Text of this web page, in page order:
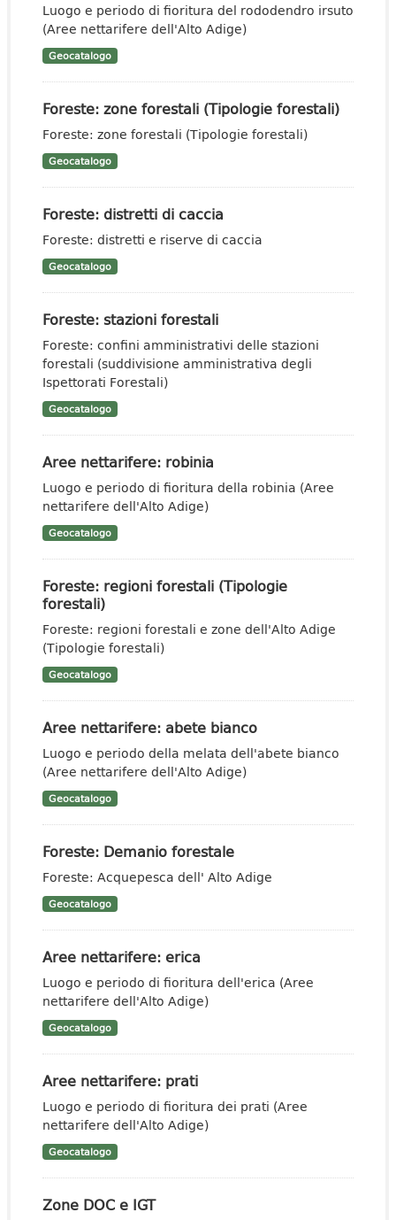
Luogo e periodo di fioritura del rododendro irsuto
(Aree nettarifere dell'Alto Adige)
Geocatalogo
Foreste: zone forestali (Tipologie forestali)
Foreste: zone forestali (Tipologie forestali)
Geocatalogo
Foreste: distretti di caccia
Foreste: distretti e riserve di caccia
Geocatalogo
Foreste: stazioni forestali
Foreste: confini amministrativi delle stazioni
forestali (suddivisione amministrativa degli
Ispettorati Forestali)
Geocatalogo
Aree nettarifere: robinia
Luogo e periodo di fioritura della robinia (Aree
nettarifere dell'Alto Adige)
Geocatalogo
Foreste: regioni forestali (Tipologie
forestali)
Foreste: regioni forestali e zone dell'Alto Adige
(Tipologie forestali)
Geocatalogo
Aree nettarifere: abete bianco
Luogo e periodo della melata dell'abete bianco
(Aree nettarifere dell'Alto Adige)
Geocatalogo
Foreste: Demanio forestale
Foreste: Acquepesca dell' Alto Adige
Geocatalogo
Aree nettarifere: erica
Luogo e periodo di fioritura dell'erica (Aree
nettarifere dell'Alto Adige)
Geocatalogo
Aree nettarifere: prati
Luogo e periodo di fioritura dei prati (Aree
nettarifere dell'Alto Adige)
Geocatalogo
Zone DOC e IGT